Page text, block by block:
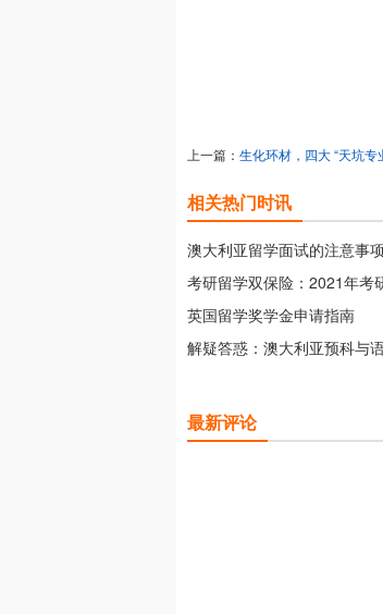
上一篇： 生化环材，四大 “天坑
相关热门时讯
澳大利亚留学面试的注意事项
考研留学双保险：2021年考
英国留学奖学金申请指南
解疑答惑：澳大利亚预科与
最新评论